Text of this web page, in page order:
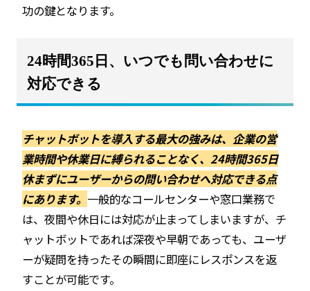
功の鍵となります。
24時間365日、いつでも問い合わせに
対応できる
チャットボットを導入する最大の強みは、企業の営
業時間や休業日に縛られることなく、24時間365日
休まずにユーザーからの問い合わせへ対応できる点
にあります。 一般的なコールセンターや窓口業務で
は、夜間や休日には対応が止まってしまいますが、チ
ャットボットであれば深夜や早朝であっても、ユーザ
ーが疑問を持ったその瞬間に即座にレスポンスを返
すことが可能です。